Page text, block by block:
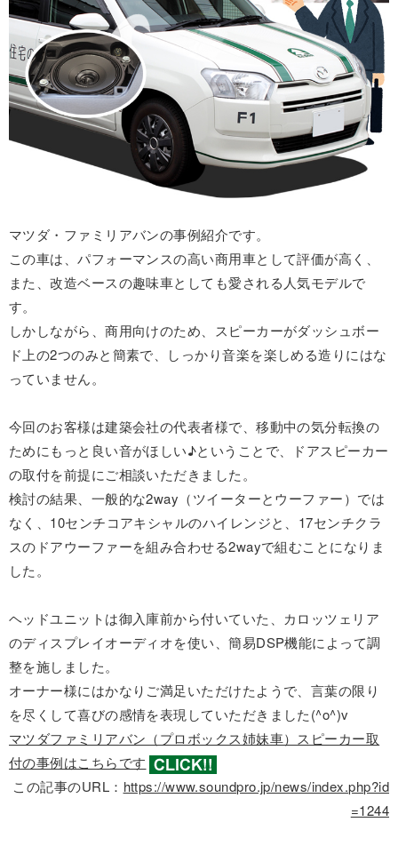
マツダ・ファミリアバンの事例紹介です。
この車は、パフォーマンスの高い商用車として評価が高く、
また、改造ベースの趣味車としても愛される人気モデルで
す。
しかしながら、商用向けのため、スピーカーがダッシュボー
ド上の2つのみと簡素で、しっかり音楽を楽しめる造りにはな
っていません。
今回のお客様は建築会社の代表者様で、移動中の気分転換の
ためにもっと良い音がほしい♪ということで、ドアスピーカー
の取付を前提にご相談いただきました。
検討の結果、一般的な2way（ツイーターとウーファー）では
なく、10センチコアキシャルのハイレンジと、17センチクラ
スのドアウーファーを組み合わせる2wayで組むことになりま
した。
ヘッドユニットは御入庫前から付いていた、カロッツェリア
のディスプレイオーディオを使い、簡易DSP機能によって調
整を施しました。
オーナー様にはかなりご満足いただけたようで、言葉の限り
を尽くして喜びの感情を表現していただきました(^o^)v
マツダファミリアバン（プロボックス姉妹車）スピーカー取
付の事例はこちらです
この記事のURL： https://www.soundpro.jp/news/index.php?id
=1244